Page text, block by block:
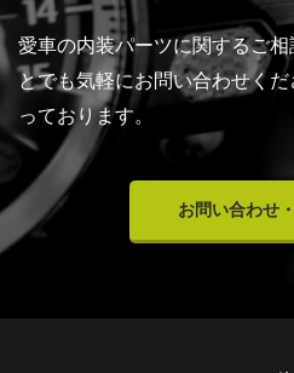
愛車の内装パーツに関するご
とでも気軽にお問い合わせくだ
っております。
お問い合わせ